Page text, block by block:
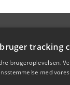
tracking
brugeroplevelsen.
med